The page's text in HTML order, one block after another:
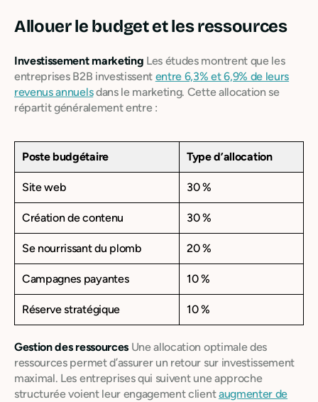
Allouer le budget et les ressources
Investissement marketing Les études montrent que les
entreprises B2B investissent entre 6,3% et 6,9% de leurs
revenus annuelsdans le marketing. Cette allocation se
répartit généralement entre :
Poste budgétaire Type d’allocation
Site web 30 %
Création de contenu 30 %
Se nourrissant du plomb 20 %
Campagnes payantes 10 %
Réserve stratégique 10 %
Gestion des ressourcesUne allocation optimale des
ressources permet d’assurer un retour sur investissement
maximal. Les entreprises qui suivent une approche
structurée voient leur engagement clientaugmenter de